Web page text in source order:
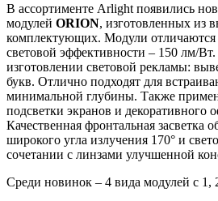
В ассортименте Arlight появились
модулей ORION, изготовленных из
комплектующих. Модули отличаются
световой эффективности – 150 лм/
изготовлении световой рекламы:
букв. Отлично подходят для
минимальной глубины. Также
подсветки экранов и декоративного
Качественная фронтальная засветка
широкого угла излучения 170° и
сочетании с линзами улучшенной
Среди новинок – 4 вида модулей с 1,